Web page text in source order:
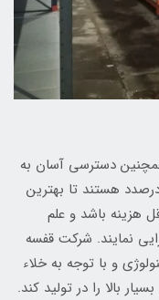
دسترسی آسان به
هستند تا بهترین
هزینه باشد و علم
نمایند. شرکت قفسه
و با توجه به خلاء
بالا را در تولید کند.